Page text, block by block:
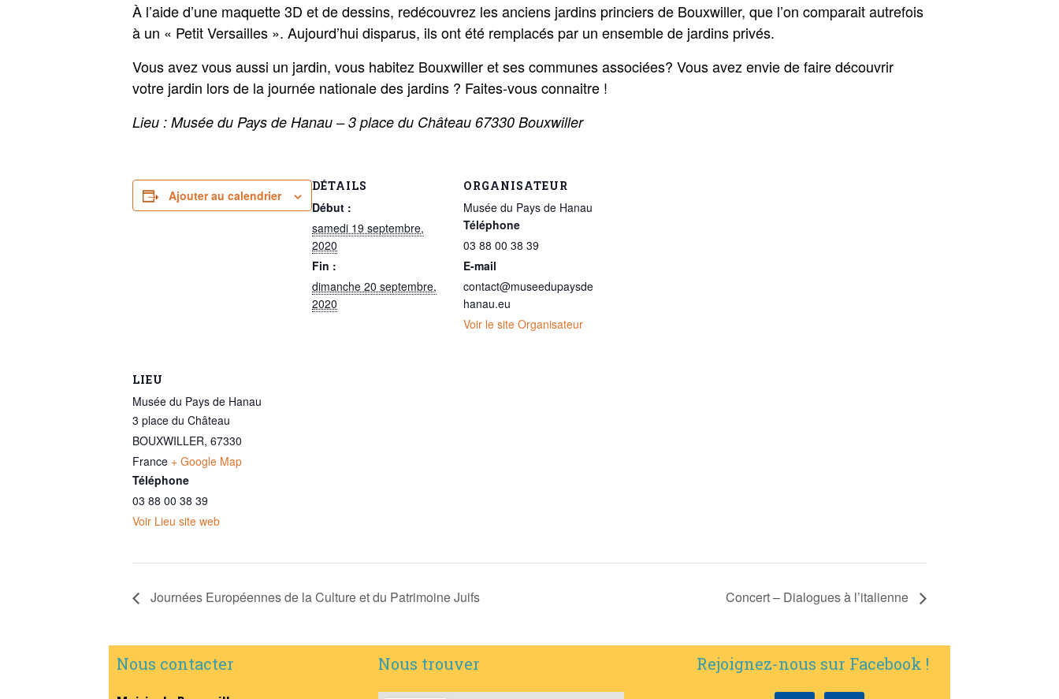
À l’aide d’une maquette 3D et de dessins, redécouvrez les anciens jardins princiers de Bouxwiller, que l’on comparait autrefois
à un « Petit Versailles ». Aujourd’hui disparus, ils ont été remplacés par un ensemble de jardins privés.
Vous avez vous aussi un jardin, vous habitez Bouxwiller et ses communes associées? Vous avez envie de faire découvrir
votre jardin lors de la journée nationale des jardins ? Faites-vous connaitre !
Lieu : Musée du Pays de Hanau – 3 place du Château 67330 Bouxwiller
Ajouter au calendrier
DÉTAILS
Début :
samedi 19 septembre,
2020
Fin :
dimanche 20 septembre,
2020
ORGANISATEUR
Musée du Pays de Hanau
Téléphone
03 88 00 38 39
E-mail
contact@museedupaysde
hanau.eu
Voir le site Organisateur
LIEU
Musée du Pays de Hanau
3 place du Château
BOUXWILLER, 67330
France + Google Map
Téléphone
03 88 00 38 39
Voir Lieu site web
Journées Européennes de la Culture et du Patrimoine Juifs Concert – Dialogues à l’italienne
Nous contacter Nous trouver Rejoignez-nous sur Facebook !